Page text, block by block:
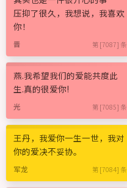
压抑了很久，我想说，我喜欢
你！
晋 第 [7087] 条
燕.我希望我们的爱能共度此
生.真的很爱你!
光 第 [7085] 条
王丹，我爱你一生一世，我对
你的爱决不妥协。
军龙 第 [7084] 条